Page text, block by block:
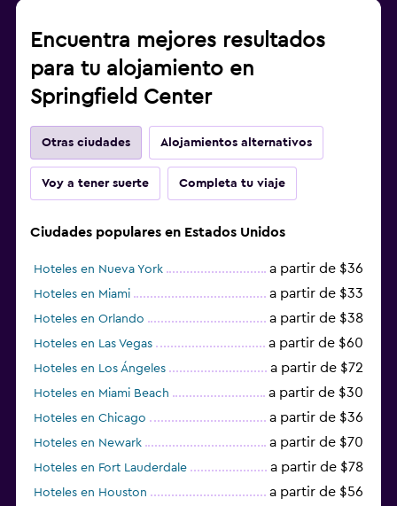
Encuentra mejores resultados
para tu alojamiento en
Springfield Center
Otras ciudades Alojamientos alternativos
Voy a tener suerte Completa tu viaje
Ciudades populares en Estados Unidos
Hoteles en Nueva York a partir de $36
Hoteles en Miami a partir de $33
Hoteles en Orlando a partir de $38
Hoteles en Las Vegas a partir de $60
Hoteles en Los Ángeles a partir de $72
Hoteles en Miami Beach a partir de $30
Hoteles en Chicago a partir de $36
Hoteles en Newark a partir de $70
Hoteles en Fort Lauderdale a partir de $78
Hoteles en Houston a partir de $56